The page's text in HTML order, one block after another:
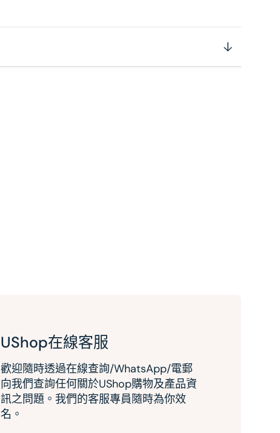
UShop在線客服
歡迎隨時透過在線查詢/WhatsApp/電郵
向我們查詢任何關於UShop購物及產品資
訊之問題。我們的客服專員隨時為你效
名。